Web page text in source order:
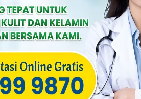
paling sering dari